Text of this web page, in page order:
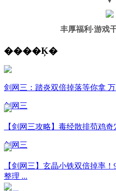
丰厚福利 ·游戏
����Ķ�
剑网三：踏炎双倍掉落等你拿
剑网三
【剑网三攻略】毒经散排苟鸡
剑网三
【剑网三】玄晶小铁双倍掉率
整理 ...